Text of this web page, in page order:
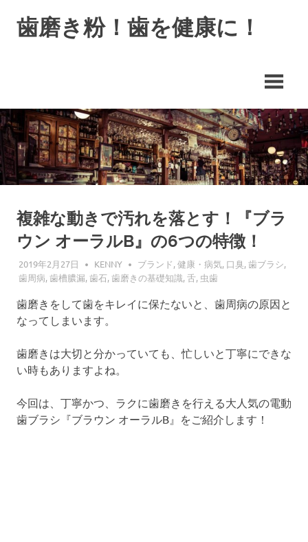
ス
キ
ッ
プ
歯磨き粉！歯を健康に！
強
小
僧
複雑な動きで汚れを落とす！『ブラ
ウン オーラルB』の6つの特徴！
2019年2月27日 KENNY ブランド,健康・病気, 口臭,歯ブラシ,
歯周病,歯槽膿漏,歯石,歯磨きの基礎知識,舌, 虫歯
歯磨きをして歯をキレイに保たないと、歯周病の原因と
なってしまいます。
歯磨きは大切と分かっていても、忙しいと丁寧にできな
い時もありますよね。
今回は、丁寧かつ、ラクに歯磨きを行える大人気の電動
歯ブラシ『ブラウン オーラルB』をご紹介します！